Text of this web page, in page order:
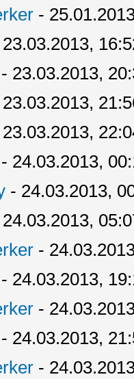
-
- 23.03.2013,
- 24.03.2013,
- 24.03.2013,
-
- 24.03.2013,
-
- 24.03.2013,
-